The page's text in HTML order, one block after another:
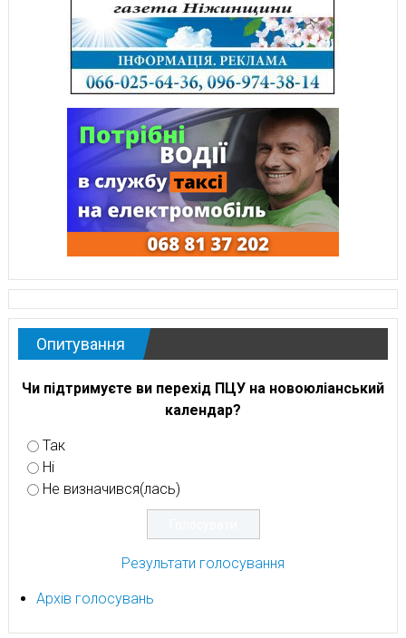
Опитування
Чи підтримуєте ви перехід ПЦУ на новоюліанський
календар?
Так
Ні
Не визначився(лась)
Результати голосування
Архів голосувань